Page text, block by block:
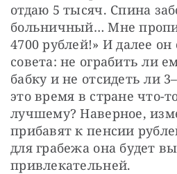
отдаю 5 тысяч. Спина
больничный… Мне
4700 рублей!» И далее
совета: не ограбить ли
бабку и не отсидеть ли
это время в стране что-
лучшему? Наверное,
прибавят к пенсии
для грабежа она будет
привлекательней.